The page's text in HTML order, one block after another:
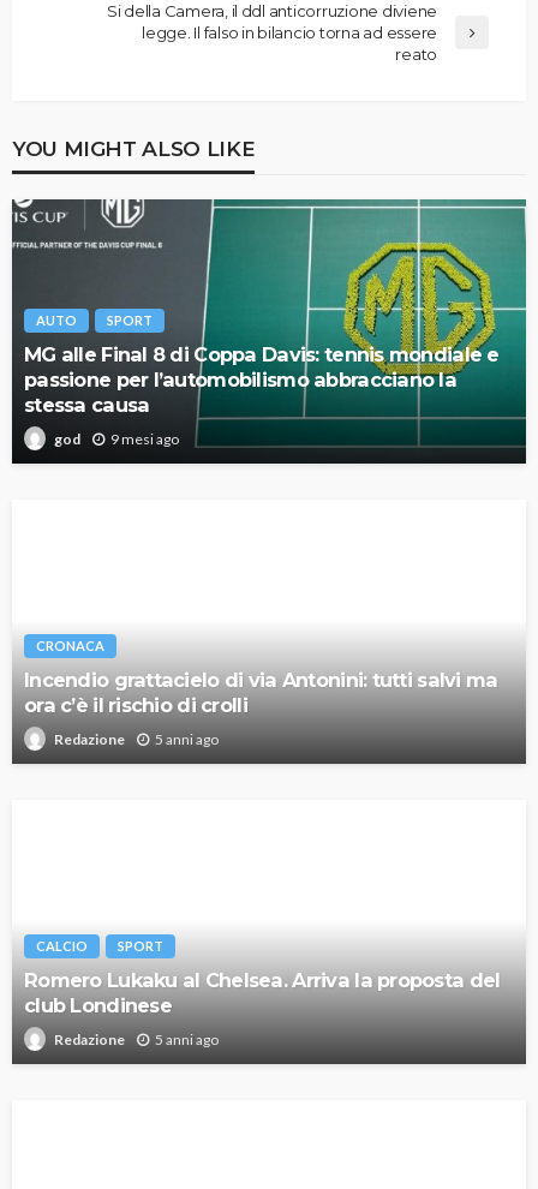
Si della Camera, il ddl anticorruzione diviene
legge. Il falso in bilancio torna ad essere
reato
YOU MIGHT ALSO LIKE
AUTO SPORT
MG alle Final 8 di Coppa Davis: tennis mondiale e
passione per l’automobilismo abbracciano la
stessa causa
god 9 mesi ago
CRONACA
Incendio grattacielo di via Antonini: tutti salvi ma
ora c’è il rischio di crolli
Redazione 5 anni ago
CALCIO SPORT
Romero Lukaku al Chelsea. Arriva la proposta del
club Londinese
Redazione 5 anni ago